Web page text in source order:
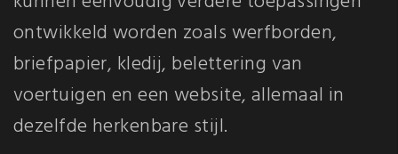
ontwikkeld worden zoals werfborden,
briefpapier, kledij, belettering van
voertuigen en een website, allemaal in
dezelfde herkenbare stijl.